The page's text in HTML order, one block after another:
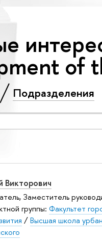
of
Подразделения
Викторович
Заместитель
группы: Факультет
/Высшая школа